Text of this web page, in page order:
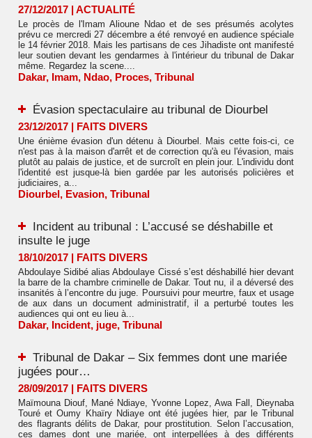
27/12/2017 | ACTUALITÉ
Le procès de l'Imam Alioune Ndao et de ses présumés acolytes
prévu ce mercredi 27 décembre a été renvoyé en audience spéciale
le 14 février 2018. Mais les partisans de ces Jihadiste ont manifesté
leur soutien devant les gendarmes à l'intérieur du tribunal de Dakar
même. Regardez la scene....
Dakar, Imam, Ndao, Proces, Tribunal
Évasion spectaculaire au tribunal de Diourbel
23/12/2017 | FAITS DIVERS
Une énième évasion d'un détenu à Diourbel. Mais cette fois-ci, ce
n'est pas à la maison d'arrêt et de correction qu'à eu l'évasion, mais
plutôt au palais de justice, et de surcroît en plein jour. L'individu dont
l'identité est jusque-là bien gardée par les autorisés policières et
judiciaires, a...
Diourbel, Evasion, Tribunal
Incident au tribunal : L’accusé se déshabille et
insulte le juge
18/10/2017 | FAITS DIVERS
Abdoulaye Sidibé alias Abdoulaye Cissé s’est déshabillé hier devant
la barre de la chambre criminelle de Dakar. Tout nu, il a déversé des
insanités à l’encontre du juge. Poursuivi pour meurtre, faux et usage
de aux dans un document administratif, il a perturbé toutes les
audiences qui ont eu lieu à...
Dakar, Incident, juge, Tribunal
Tribunal de Dakar – Six femmes dont une mariée
jugées pour…
28/09/2017 | FAITS DIVERS
Maïmouna Diouf, Mané Ndiaye, Yvonne Lopez, Awa Fall, Dieynaba
Touré et Oumy Khaïry Ndiaye ont été jugées hier, par le Tribunal
des flagrants délits de Dakar, pour prostitution. Selon l’accusation,
ces dames dont une mariée, ont interpellées à des différents